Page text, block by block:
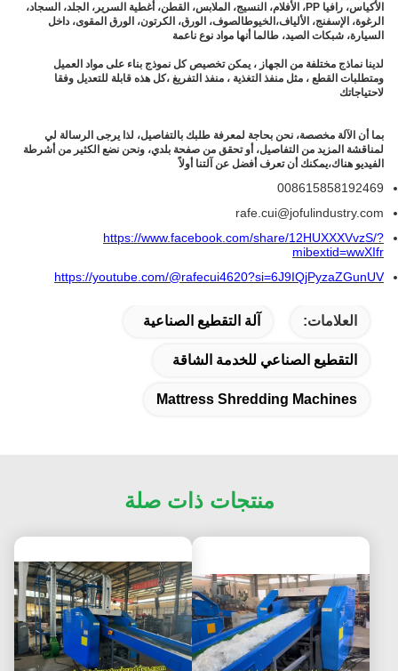
الأكياس، رافيا PP، الأفلام، النسيج، الملابس، القطن، أغطية السرير، الجلد، السجاد،
الرغوة، الإسفنج، الألياف،الخيوطالصوف، الورق، الكرتون، الورق المقوى، داخل
السيارة، شبكات الصيد، طالما أنها مواد نوع ناعمة
لدينا نماذج مختلفة من الجهاز ، يمكن تخصيص كل نموذج بناء على مواد العميل
ومتطلبات القطع ، مثل منفذ التغذية ، منفذ التفريغ ،كل هذه قابلة للتعديل وفقا
لاحتياجاتك
بما أن الآلة مخصصة، نحن بحاجة لمعرفة طلبك بالتفاصيل، لذا يرجى الرسالة لي
لمناقشة المزيد من التفاصيل، أو تحقق من صفحة بلدي، ونحن نضع الكثير من أشرطة
الفيديو هناك،يمكنك أن تعرف أفضل عن آلتنا أولاً
008615858192469
rafe.cui@jofulindustry.com
https://www.facebook.com/share/12HUXXXVvzS/?
mibextid=wwXIfr
https://youtube.com/@rafecui4620?si=6J9IQjPyzaZGunUV
العلامات: آلة التقطيع الصناعية
التقطيع الصناعي للخدمة الشاقة
Mattress Shredding Machines
منتجات ذات صلة